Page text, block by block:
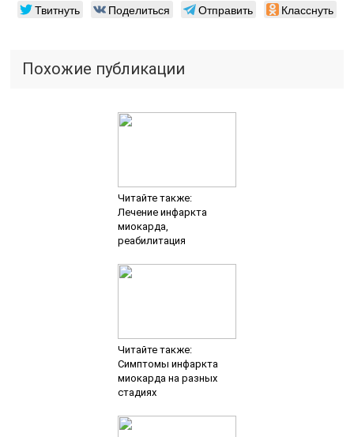
Твитнуть Поделиться Отправить Класснуть
Похожие публикации
Читайте также:
Лечение инфаркта
миокарда,
реабилитация
Читайте также:
Симптомы инфаркта
миокарда на разных
стадиях